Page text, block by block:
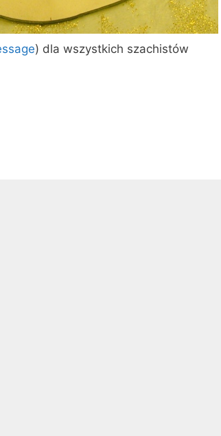
) dla wszystkich szachistów